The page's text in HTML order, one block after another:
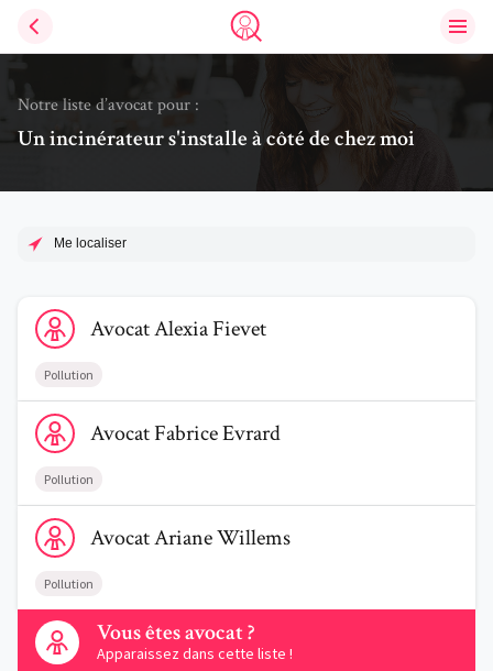
Trouve un avocat
Notre liste d’avocat pour :
Un incinérateur s'installe à côté de chez moi
Me localiser
Voir le profil de AvocatAlexia Fievet
AvocatAlexiaFievet
Pollution
Voir le profil de AvocatFabrice Evrard
AvocatFabriceEvrard
Pollution
Voir le profil de AvocatAriane Willems
AvocatArianeWillems
Pollution
Vous êtes avocat ?
Apparaissez dans cette liste !
Contactez-nous